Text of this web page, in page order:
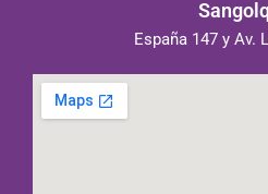
España 147 y Av.